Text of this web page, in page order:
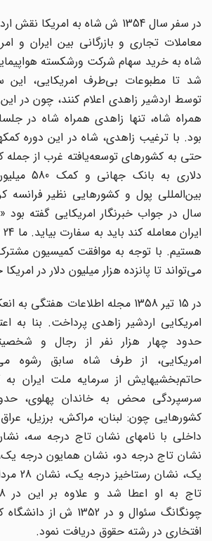
در سفر سال 1354 ش شاه به امریکا
معاملات تجاری و بازرگانی بین ایران و
شاه به خرید سهام شرکت ورشکسته
شد تا مطبوعات بی‌طرف امریکایی، این
توسط اردشیر زاهدی اعلام کنند، چون در
همراه شاه، تنها زاهدی همراه شاه در
بود. با ترغیب زاهدی، شاه در این دوره
حتی به کشور‌های توسعه‌یافته غرب از جمله
دلاری به بانک
بین‌المللی پول و کشور‌هایی نظیر فرانسه
سال در جواب خبرنگار امریکایی گفته بود
ایران
هستیم. با توجه به موافقت کمیسیون مشترک
می‌تواند تا پانزده هزار میلیون دلار در امریکا
در 15 تیر 1358 مجله اطلاعات هفتگی
امریکایی اردشیر زاهدی پرداخت. بنا به
حدود چهار هزار نفر از رجال و شخصیتها
امریکایی، از طرف شاه سابق رشوه
حاتم‌بخشیهایش از سرمایه ملت ایران به
سرسپردگی محض به خاندان پهلوی،
کشور‌هایی چون: لبنان، مراکش، برزیل،
داخلی با نامهای نشان تاج درجه سه،
نشان تاج درجه دو، نشان همایون درجه
یک، نشان
چونگانگ سئوال و در 1352 ش
افتخاری در رشته حقوق دریافت نمود.